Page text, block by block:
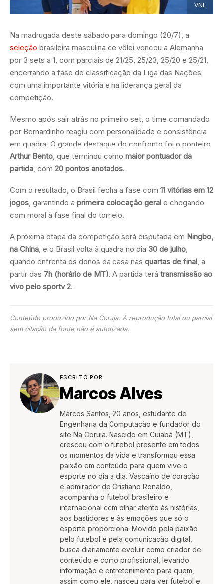
VNL
Na madrugada deste sábado para domingo (20/7), a
seleção brasileira masculina de vôlei venceu a Alemanha
por 3 sets a 1, com parciais de 21/25, 25/23, 25/20 e 25/21,
encerrando a fase de classificação da Liga das Nações
com uma importante vitória e na liderança geral da
competição.
Mesmo após sair atrás no primeiro set, o time comandado
por Bernardinho reagiu com personalidade e consistência
em quadra. O grande destaque do confronto foi o ponteiro
Arthur Bento, que terminou como maior pontuador da
partida, com 20 pontos anotados.
Com o resultado, o Brasil fecha a fase com 11 vitórias em 12
jogos, garantindo a primeira colocação geral e chegando
com moral à fase final do torneio.
A próxima etapa da competição será disputada em Ningbo,
na China, e o Brasil volta à quadra no dia 30 de julho,
quando enfrenta os donos da casa nas quartas de final, a
partir das 7h (horário de MT). A partida terá transmissão ao
vivo pelo sportv 2.
Conteúdo produzido por Na Coruja. A reprodução total ou parcial
sem citação da fonte não é autorizada.
ESCRITO POR
Marcos Alves
Marcos Santos, 20 anos, estudante de
Engenharia da Computação e fundador do
site Na Coruja. Nascido em Cuiabá (MT),
cresceu com o futebol presente em todos
os momentos da vida e transformou essa
paixão em conteúdo para quem vive o
esporte no dia a dia. Vascaíno de coração
e admirador do Cristiano Ronaldo,
acompanha o futebol brasileiro e
internacional com olhar atento às histórias,
aos bastidores e às emoções que só o
esporte proporciona. Movido pela paixão
pelo futebol e pela comunicação digital,
busca diariamente evoluir como criador de
conteúdo e como profissional, levando
informação e entretenimento para quem,
assim como ele, nasceu para ver futebol e